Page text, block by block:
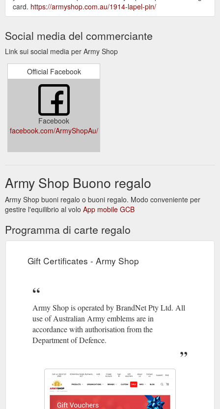
card. https://armyshop.com.au/1914-lapel-pin/
Social media del commerciante
Link sui social media per Army Shop
Official Facebook
Facebook
facebook.com/ArmyShopAu/
Army Shop Buono regalo
Army Shop buoni regalo o buoni regalo. Modo conveniente per
gestire l'equilibrio al volo App mobile GCB
Programma di carte regalo
Gift Certificates - Army Shop
Army Shop is operated by BrandNet Pty Ltd. All
use of Australian Army emblems are in
accordance with authorisation from the
Department of Defence.